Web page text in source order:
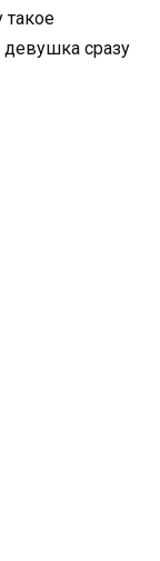
такое
девушка сразу